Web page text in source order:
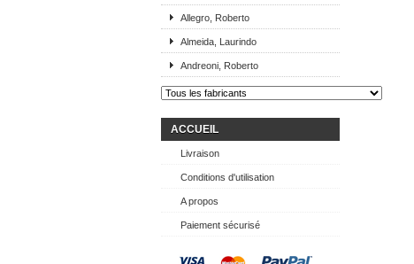
Allegro, Roberto
Almeida, Laurindo
Andreoni, Roberto
ACCUEIL
Livraison
Conditions d'utilisation
A propos
Paiement sécurisé